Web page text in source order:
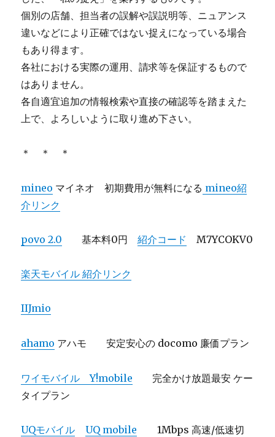
個別の店舗、担当者の誤解や誤説明等、ニュアンス
違いなどにより正確ではない捉えになっている場合
もあり得ます。
各社における実際の運用、請求等を保証するもので
はありません。
各自適宜追加の情報検索や直接の確認等を踏まえた
上で、よろしいように取り進め下さい。
＊ ＊ ＊
mineo マイネオ 初期費用が無料になる mineo紹
介リンク
povo 2.0 基本料0円紹介コード M7YCOKV0
楽天モバイル 紹介リンク
IIJmio
ahamo アハモ 安定安心の docomo 廉価プラン
ワイモバイル Y!mobile 完全かけ放題最安 ケー
タイプラン
UQモバイル UQ mobile
1Mbps 高速/低速切